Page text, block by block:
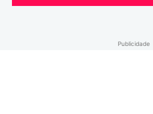
Publicidade